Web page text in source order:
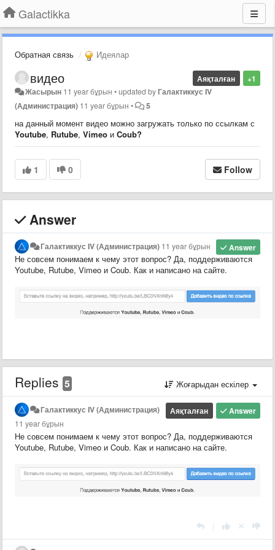
Galactikka
Обратная связь Идеялар
+1
Аяқталған
видео
Жасырын 11 year бұрын •updated byГалактиккус IV
(Администрация) 11 year бұрын • 5
на данный момент видео можно загружать только по ссылкам с
Youtube, Rutube, Vimeo и Coub?
1 0 Follow
Answer
Answer
Галактиккус IV (Администрация) 11 year бұрын
Не совсем понимаем к чему этот вопрос? Да, поддерживаются
Youtube, Rutube, Vimeo и Coub. Как и написано на сайте.
Replies 5 Жоғарыдан ескілер
Answer
Аяқталған
Галактиккус IV (Администрация)
11 year бұрын
Не совсем понимаем к чему этот вопрос? Да, поддерживаются
Youtube, Rutube, Vimeo и Coub. Как и написано на сайте.